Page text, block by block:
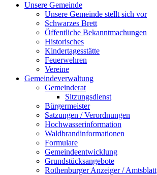
Unsere Gemeinde
Unsere Gemeinde stellt sich vor
Schwarzes Brett
Öffentliche Bekanntmachungen
Historisches
Kindertagesstätte
Feuerwehren
Vereine
Gemeindeverwaltung
Gemeinderat
Sitzungsdienst
Bürgermeister
Satzungen / Verordnungen
Hochwasserinformation
Waldbrandinformationen
Formulare
Gemeindeentwicklung
Grundstücksangebote
Rothenburger Anzeiger / Amtsblatt